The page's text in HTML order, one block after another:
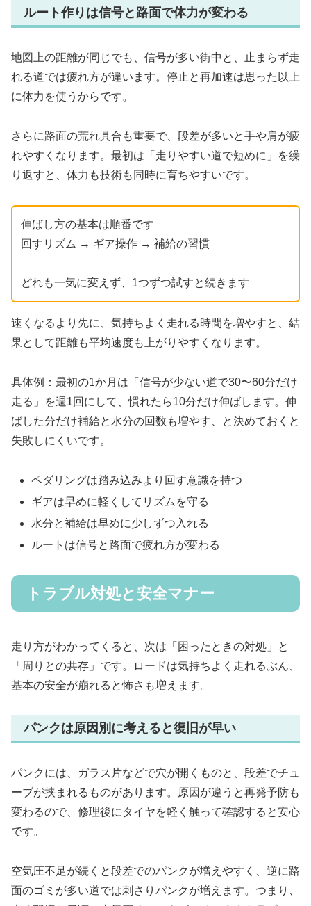
ルート作りは信号と路面で体力が変わる
地図上の距離が同じでも、信号が多い街中と、止まらず走
れる道では疲れ方が違います。停止と再加速は思った以上
に体力を使うからです。
さらに路面の荒れ具合も重要で、段差が多いと手や肩が疲
れやすくなります。最初は「走りやすい道で短めに」を繰
り返すと、体力も技術も同時に育ちやすいです。
伸ばし方の基本は順番です
回すリズム → ギア操作 → 補給の習慣
どれも一気に変えず、1つずつ試すと続きます
速くなるより先に、気持ちよく走れる時間を増やすと、結
果として距離も平均速度も上がりやすくなります。
具体例：最初の1か月は「信号が少ない道で30〜60分だけ
走る」を週1回にして、慣れたら10分だけ伸ばします。伸
ばした分だけ補給と水分の回数も増やす、と決めておくと
失敗しにくいです。
ペダリングは踏み込みより回す意識を持つ
ギアは早めに軽くしてリズムを守る
水分と補給は早めに少しずつ入れる
ルートは信号と路面で疲れ方が変わる
トラブル対処と安全マナー
走り方がわかってくると、次は「困ったときの対処」と
「周りとの共存」です。ロードは気持ちよく走れるぶん、
基本の安全が崩れると怖さも増えます。
パンクは原因別に考えると復旧が早い
パンクには、ガラス片などで穴が開くものと、段差でチュ
ーブが挟まれるものがあります。原因が違うと再発予防も
変わるので、修理後にタイヤを軽く触って確認すると安心
です。
空気圧不足が続くと段差でのパンクが増えやすく、逆に路
面のゴミが多い道では刺さりパンクが増えます。つまり、